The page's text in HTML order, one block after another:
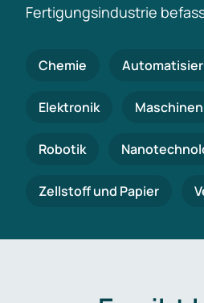
Fertigungsindustrie
Chemie
Elektronik Maschinen
Robotik
Zellstoff und Papier